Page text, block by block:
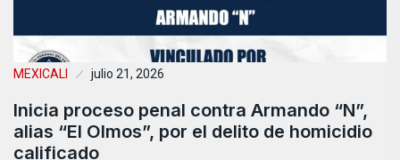
MEXICALI julio 21, 2026
Inicia proceso penal contra Armando “N”,
alias “El Olmos”, por el delito de homicidio
calificado